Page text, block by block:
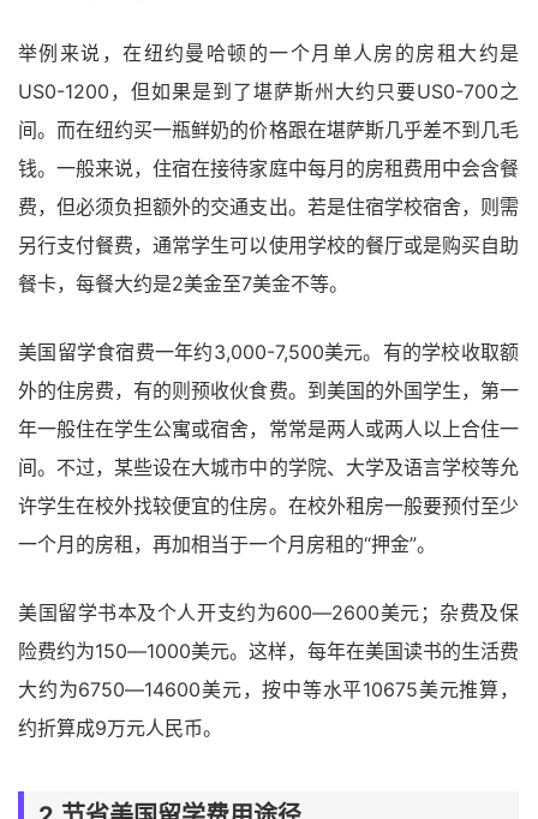
举例来说，在纽约曼哈顿的一个月单人房的房租大约是
US0-1200，但如果是到了堪萨斯州大约只要US0-700之
间。而在纽约买一瓶鲜奶的价格跟在堪萨斯几乎差不到几毛
钱。一般来说，住宿在接待家庭中每月的房租费用中会含餐
费，但必须负担额外的交通支出。若是住宿学校宿舍，则需
另行支付餐费，通常学生可以使用学校的餐厅或是购买自助
餐卡，每餐大约是2美金至7美金不等。
美国留学食宿费一年约3,000-7,500美元。有的学校收取额
外的住房费，有的则预收伙食费。到美国的外国学生，第一
年一般住在学生公寓或宿舍，常常是两人或两人以上合住一
间。不过，某些设在大城市中的学院、大学及语言学校等允
许学生在校外找较便宜的住房。在校外租房一般要预付至少
一个月的房租，再加相当于一个月房租的“押金”。
美国留学书本及个人开支约为600―2600美元；杂费及保
险费约为150―1000美元。这样，每年在美国读书的生活费
大约为6750―14600美元，按中等水平10675美元推算，
约折算成9万元人民币。